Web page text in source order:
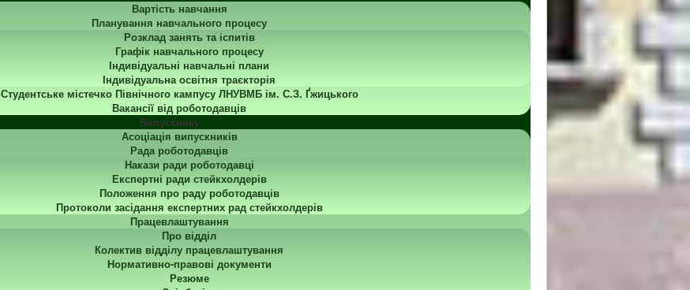
Вартість навчання
Планування навчального процесу
Розклад занять та іспитів
Графік навчального процесу
Індивідуальні навчальні плани
Індивідуальна освітня траєкторія
Студентське містечко Північного кампусу ЛНУВМБ ім. С.З. Ґжицького
Вакансії від роботодавців
Випускнику
Асоціація випускників
Рада роботодавців
Накази ради роботодавці
Експертні ради стейкхолдерів
Положення про раду роботодавців
Протоколи засідання експертних рад стейкхолдерів
Працевлаштування
Про відділ
Колектив відділу працевлаштування
Нормативно-правові документи
Резюме